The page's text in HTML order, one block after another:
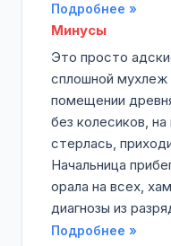
Подробнее »
Минусы
Это просто
сплошной
помещении
без колесиков, на
стерлась,
Начальница
орала на всех,
диагнозы из
Подробнее »